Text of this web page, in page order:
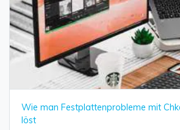
Wie man Festplattenprobleme mit
löst